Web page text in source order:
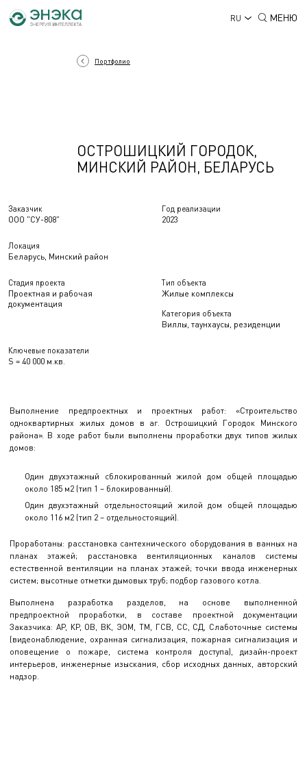
RU МЕНЮ
Заказчик
ООО "СУ-808"
Год реализации
2023
Локация
Беларусь, Минский район
Стадия проекта
Проектная и рабочая
документация
Тип объекта
Жилые комплексы
Категория объекта
Виллы, таунхаусы, резиденции
Ключевые показатели
S = 40 000 м.кв.
Портфолио
ОСТРОШИЦКИЙ ГОРОДОК,
МИНСКИЙ РАЙОН, БЕЛАРУСЬ
Выполнение предпроектных и проектных работ: «Строительство
одноквартирных жилых домов в аг. Острошицкий Городок Минского
района». В ходе работ были выполнены проработки двух типов жилых
домов:
Один двухэтажный сблокированный жилой дом общей площадью
около 185 м2 (тип 1 – блокированный).
Один двухэтажный отдельностоящий жилой дом общей площадью
около 116 м2 (тип 2 – отдельностоящий).
Проработаны: расстановка сантехнического оборудования в ванных на
планах этажей; расстановка вентиляционных каналов системы
естественной вентиляции на планах этажей; точки ввода инженерных
систем; высотные отметки дымовых труб; подбор газового котла.
Выполнена разработка разделов, на основе выполненной
предпроектной проработки, в составе проектной документации
Заказчика: АР, КР, ОВ, ВК, ЭОМ, ТМ, ГСВ, СС, СД, Слаботочные системы
(видеонаблюдение, охранная сигнализация, пожарная сигнализация и
оповещение о пожаре, система контроля доступа), дизайн-проект
интерьеров, инженерные изыскания, сбор исходных данных, авторский
надзор.